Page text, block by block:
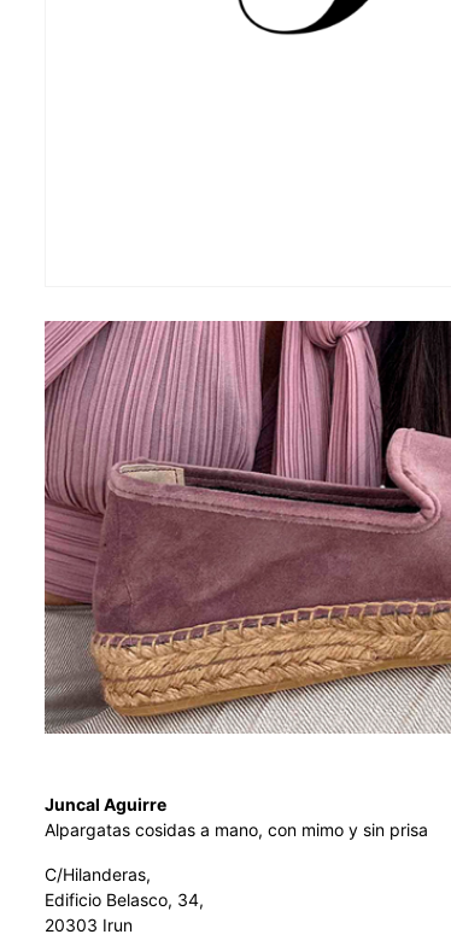
Juncal Aguirre
Alpargatas cosidas a mano, con mimo y sin prisa
C/Hilanderas,
Edificio Belasco, 34,
20303 Irun